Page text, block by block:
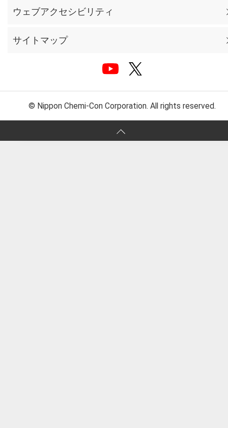
ウェブアクセシビリティ
サイトマップ
© Nippon Chemi-Con Corporation. All rights reserved.